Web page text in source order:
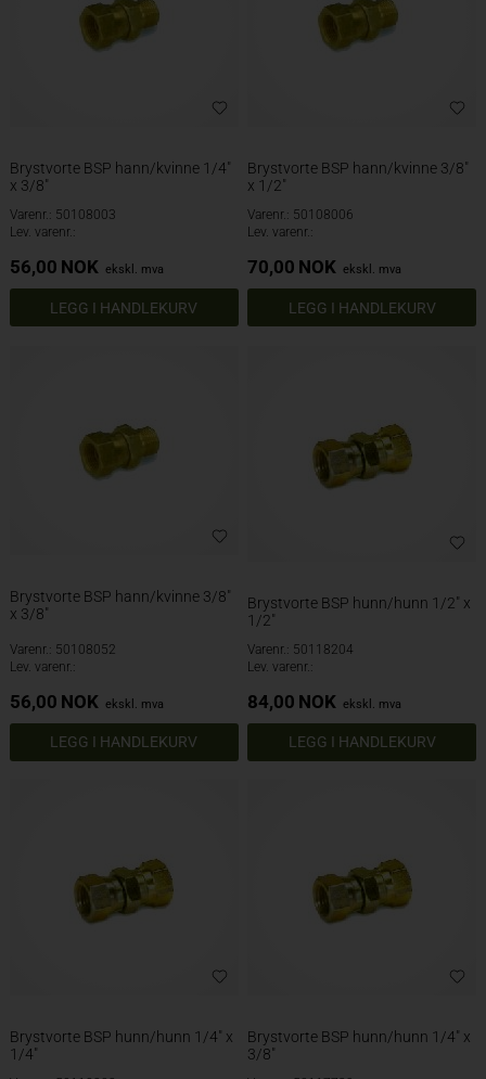
Brystvorte BSP hann/kvinne 1/4"
x 3/8"
Varenr.: 50108003
Lev. varenr.:
56,00 NOK ekskl. mva
Brystvorte BSP hann/kvinne 3/8"
x 1/2"
Varenr.: 50108006
Lev. varenr.:
70,00 NOK ekskl. mva
Brystvorte BSP hann/kvinne 3/8"
x 3/8"
Varenr.: 50108052
Lev. varenr.:
56,00 NOK ekskl. mva
Brystvorte BSP hunn/hunn 1/2" x
1/2"
Varenr.: 50118204
Lev. varenr.:
84,00 NOK ekskl. mva
Brystvorte BSP hunn/hunn 1/4" x
1/4"
Brystvorte BSP hunn/hunn 1/4" x
3/8"